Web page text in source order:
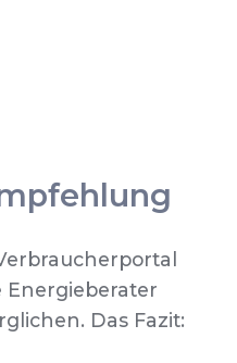
Energieberater
Das Fazit: